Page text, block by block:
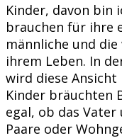
Kinder, davon bin
brauchen für ihre
männliche und
ihrem Leben. In
wird diese
Kinder bräuchten
egal, ob das
Paare oder